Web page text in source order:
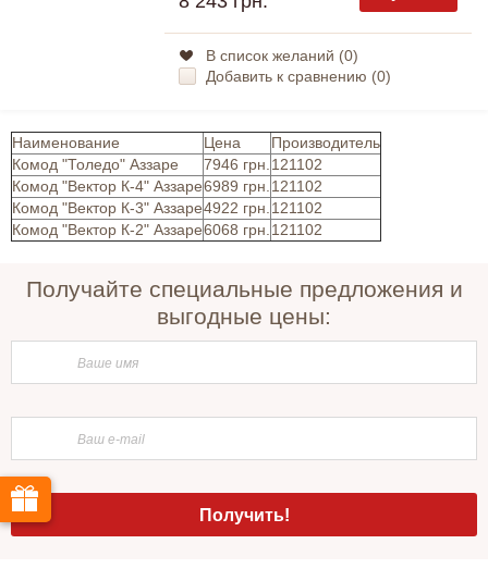
В список желаний (0)
Добавить к сравнению (0)
Наименование Цена
Производитель
Комод "Толедо" Аззаре
7946 грн. 121102
Комод "Вектор К-4" Аззаре6989 грн. 121102
Комод "Вектор К-3" Аззаре4922 грн. 121102
Комод "Вектор К-2" Аззаре6068 грн. 121102
Получайте специальные предложения и
выгодные цены: